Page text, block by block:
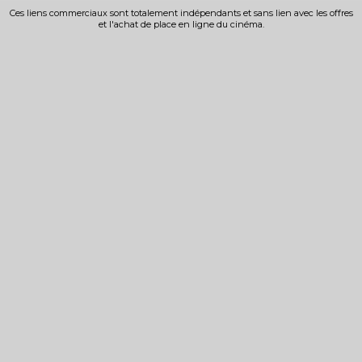
Ces liens commerciaux sont totalement indépendants et sans lien avec les offres
et l'achat de place en ligne du cinéma.